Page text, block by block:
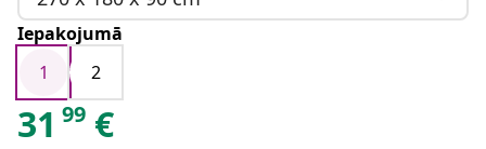
Iepakojumā
1
2
31 99 €